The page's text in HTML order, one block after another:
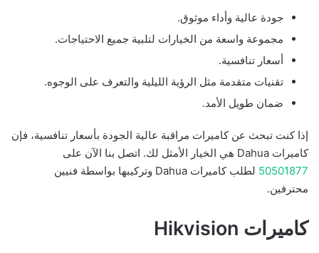
جودة عالية وأداء موثوق.
مجموعة واسعة من الخيارات لتلبية جميع الاحتياجات.
أسعار تنافسية.
تقنيات متقدمة مثل الرؤية الليلية والتعرف على الوجوه.
ضمان طويل الأمد.
إذا كنت تبحث عن كاميرات مراقبة عالية الجودة بأسعار تنافسية، فإن
كاميرات Dahua هي الخيار الأمثل لك. اتصل بنا الآن على
50501877
لطلب كاميرات Dahua وتركيبها بواسطة فنيين
محترفين.
كاميرات Hikvision